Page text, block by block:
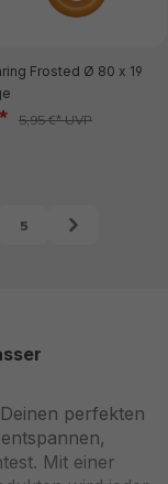
Frosted Ø 80 x 19
5,95 €* UVP
Seite
5
perfekten
Mit einer